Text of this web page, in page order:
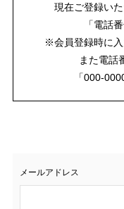
現在ご登録い
「電話
※会員登録時に入
また電話
「000-
メールアドレス